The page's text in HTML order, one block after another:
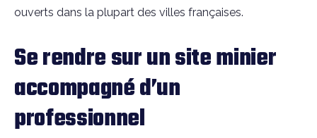
ouverts dans la plupart des villes françaises.
Se rendre sur un site minier
accompagné d’un
professionnel